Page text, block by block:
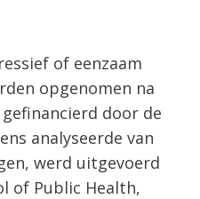
of eenzaam
opgenomen na
door de
analyseerde van
werd uitgevoerd
of Public Health,